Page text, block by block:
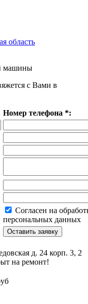
область
машины
с Вами в
Номер телефона *:
Согласен на
персональных данных
д. 24 корп. 3, 2
на ремонт!